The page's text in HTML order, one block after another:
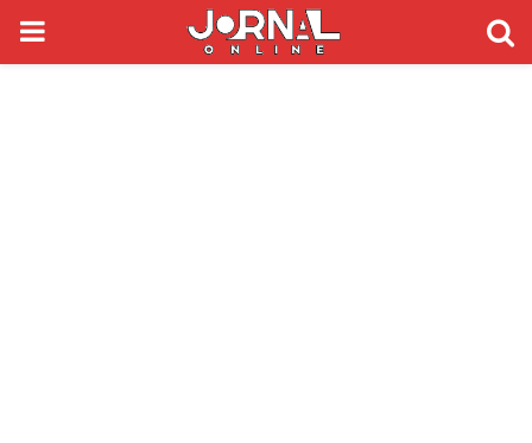
PRIMARY